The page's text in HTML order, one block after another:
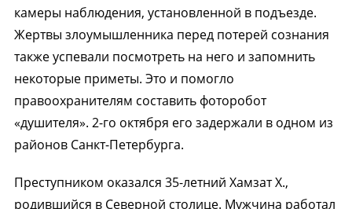
камеры наблюдения, установленной в подъезде.
Жертвы злоумышленника перед потерей сознания
также успевали посмотреть на него и запомнить
некоторые приметы. Это и помогло
правоохранителям составить фоторобот
«душителя». 2-го октября его задержали в одном из
районов Санкт-Петербурга.
Преступником оказался 35-летний Хамзат Х.,
родившийся в Северной столице. Мужчина работал